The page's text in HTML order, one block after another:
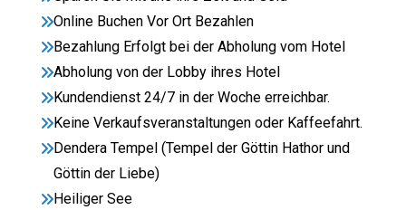
Online Buchen Vor Ort Bezahlen
Bezahlung Erfolgt bei der Abholung vom Hotel
Abholung von der Lobby ihres Hotel
Kundendienst 24/7 in der Woche erreichbar.
Keine Verkaufsveranstaltungen oder Kaffeefahrt.
Dendera Tempel (Tempel der Göttin Hathor und
Göttin der Liebe)
Heiliger See